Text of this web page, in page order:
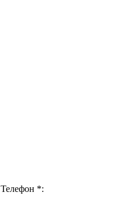
Телефон *: